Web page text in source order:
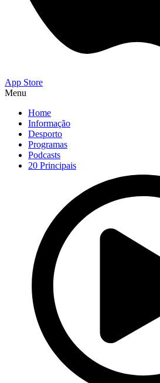
App Store
Menu
Home
Informação
Desporto
Programas
Podcasts
20 Principais